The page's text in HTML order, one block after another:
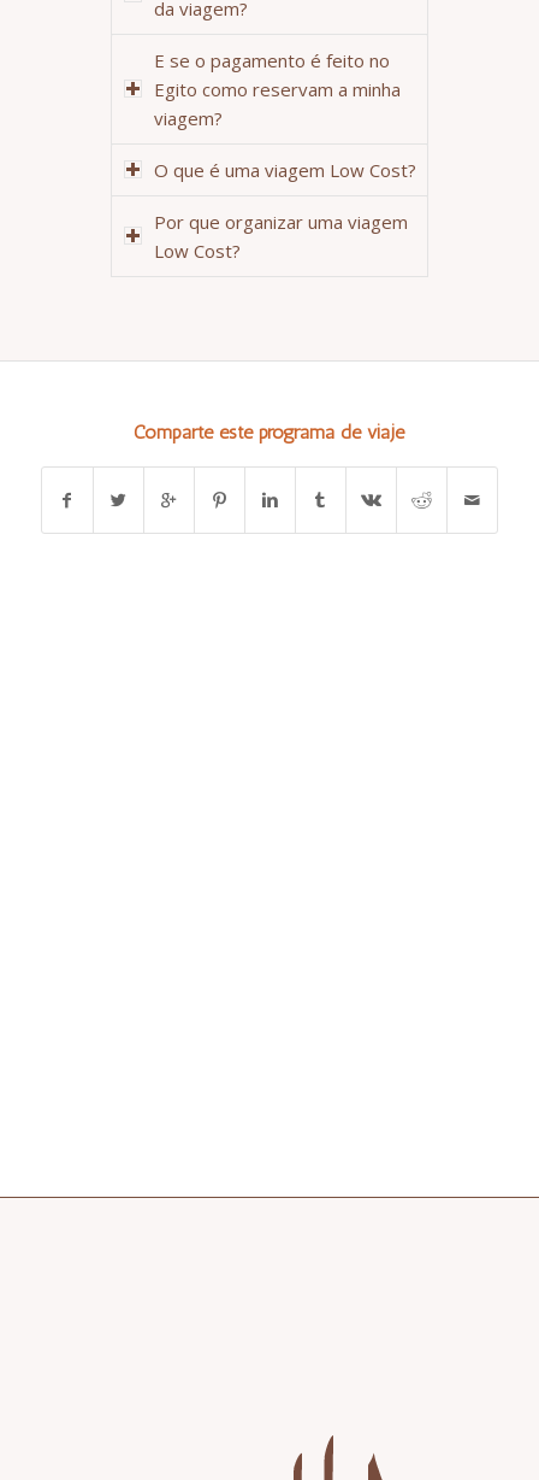
da viagem?
E se o pagamento é feito no
Egito como reservam a minha
viagem?
O que é uma viagem Low Cost?
Por que organizar uma viagem
Low Cost?
Comparte este programa de viaje